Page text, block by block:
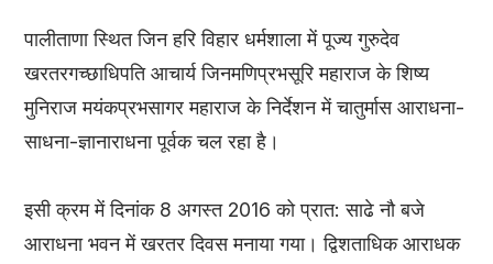
पालीताणा स्थित जिन हरि विहार धर्मशाला में पूज्य गुरुदेव
खरतरगच्छाधिपति आचार्य जिनमणिप्रभसूरि महाराज के शिष्य
मुनिराज मयंकप्रभसागर महाराज के निर्देशन में चातुर्मास आराधना-
साधना-ज्ञानाराधना पूर्वक चल रहा है।
इसी क्रम में दिनांक 8 अगस्त 2016 को प्रात: साढे नौ बजे
आराधना भवन में खरतर दिवस मनाया गया। द्विशताधिक आराधक